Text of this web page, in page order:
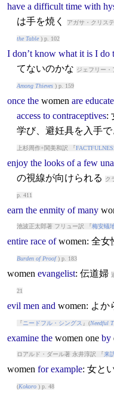
have a difficult time with
は手を焼く
アガサ・クリス
the Table) p. 102
I don’t know what it is I do
てないのかな ジェフリー
Among Thieves) p. 159
once the women are
access to contraceptives:
学び、避妊具を入手
上杉周作+関美和訳 『
enjoy the looks of a few
の視線が向けられる
ク
p. 411
earn the enmity of many
池波正太郎著 フリュー訳 『梅安蟻
entire race of women: 全女
Burden of Proof) p. 183
women evangelist: 伝道婦
21
evil men and women: よか
『 ニードフル・シングス 』(Needful
examine the women one by
ロアルド・ダール著 永井淳訳 『来
women for example: 女と
(Kokoro) p. 48